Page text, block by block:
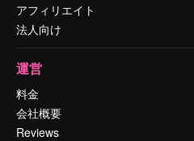
アフィリエイト
法人向け
運営
料金
会社概要
Reviews